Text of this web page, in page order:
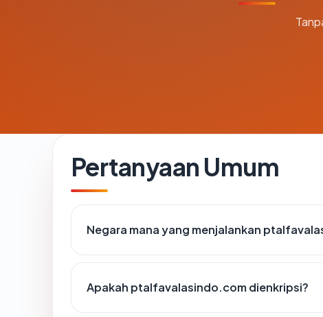
Pertanyaan Umum
Negara mana yang menjalankan
Apakah ptalfavalasindo.com dienkripsi?